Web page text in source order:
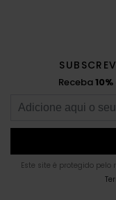
Receba
Este site é protegido pelo